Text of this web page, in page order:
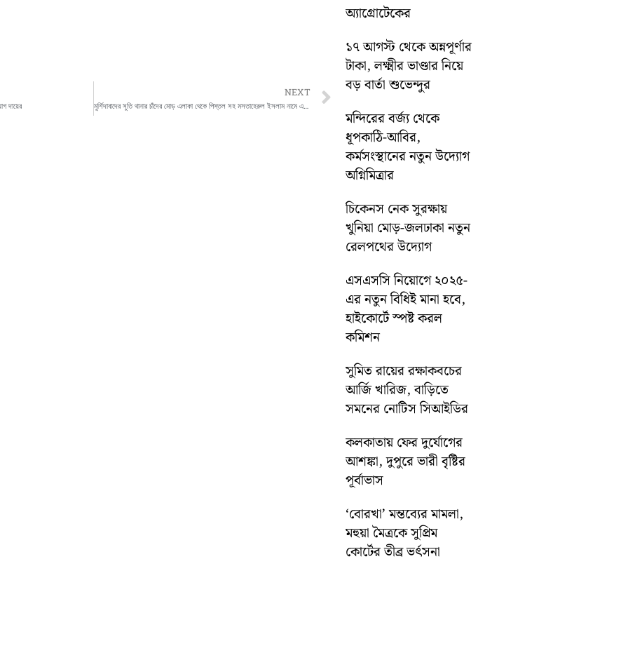
দায়ের
NEXT Next
অ্যাগ্রোটেকের
১৭ আগস্ট থেকে অন্নপূর্ণার
টাকা, লক্ষ্মীর ভাণ্ডার নিয়ে
বড় বার্তা শুভেন্দুর
মন্দিরের বর্জ্য থেকে
ধূপকাঠি-আবির,
কর্মসংস্থানের নতুন উদ্যোগ
অগ্নিমিত্রার
চিকেনস নেক সুরক্ষায়
খুনিয়া মোড়-জলঢাকা নতুন
রেলপথের উদ্যোগ
এসএসসি নিয়োগে ২০২৫-
এর নতুন বিধিই মানা হবে,
হাইকোর্টে স্পষ্ট করল
কমিশন
সুমিত রায়ের রক্ষাকবচের
আর্জি খারিজ, বাড়িতে
সমনের নোটিস সিআইডির
কলকাতায় ফের দুর্যোগের
আশঙ্কা, দুপুরে ভারী বৃষ্টির
পূর্বাভাস
‘বোরখা’ মন্তব্যের মামলা,
মহুয়া মৈত্রকে সুপ্রিম
কোর্টের তীব্র ভর্ৎসনা